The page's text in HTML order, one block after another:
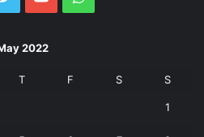
2022
T F S S
1